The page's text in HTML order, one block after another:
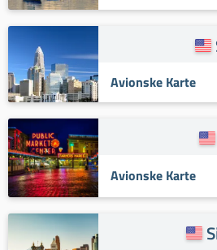
Avionske Karte
Avionske Karte